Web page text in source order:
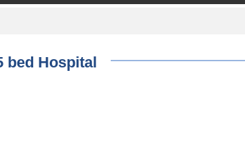
bed Hospital